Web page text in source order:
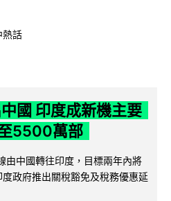
熱話
國 印度成新機主要
5500萬部
中國轉往印度，目標兩年內將
政府推出關稅豁免及稅務優惠延